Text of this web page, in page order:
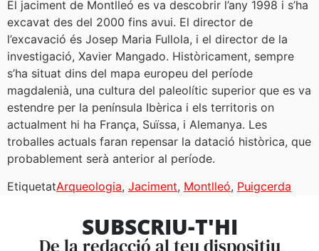
El jaciment de Montlleó es va descobrir l’any 1998 i s’ha
excavat des del 2000 fins avui. El director de
l’excavació és Josep Maria Fullola, i el director de la
investigació, Xavier Mangado. Històricament, sempre
s’ha situat dins del mapa europeu del període
magdalenià, una cultura del paleolític superior que es va
estendre per la península Ibèrica i els territoris on
actualment hi ha França, Suïssa, i Alemanya. Les
troballes actuals faran repensar la datació històrica, que
probablement serà anterior al període.
EtiquetatArqueologia, Jaciment, Montlleó, Puigcerda
SUBSCRIU-T'HI
De la redacció al teu dispositiu